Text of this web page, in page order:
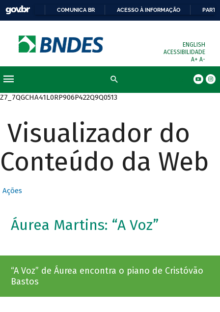
COMUNICA BR ACESSO À INFORMAÇÃO
ENGLISH
ACESSIBILIDADE
A+ A-
Z7_7QGCHA41L0RP906P422Q9Q0513
Visualizador do
Conteúdo da Web
Ações
Áurea Martins: “A Voz”
“A Voz” de Áurea encontra o piano de Cristóvão
Bastos